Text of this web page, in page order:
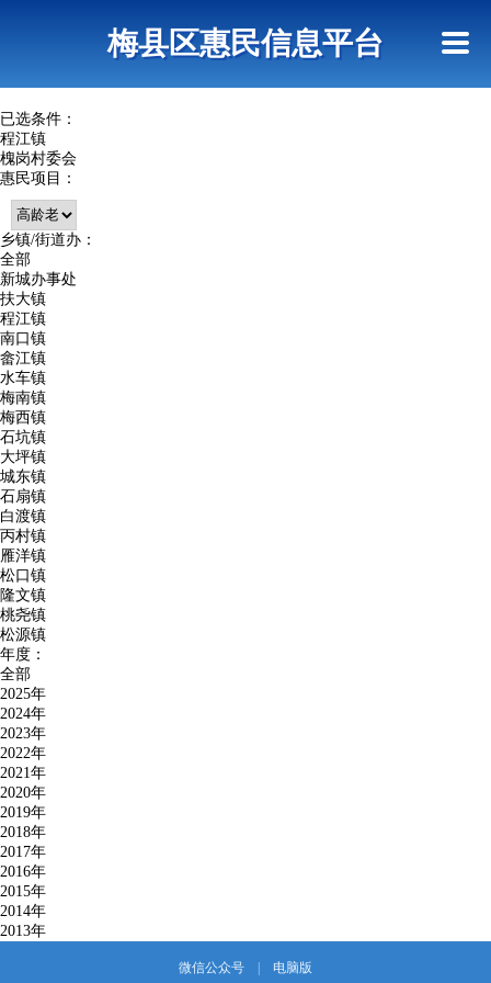
查询指引梅县区惠民信息平台
已选条件：
程江镇
槐岗村委会
惠民项目：
乡镇/街道办：
全部
新城办事处
扶大镇
程江镇
南口镇
畲江镇
水车镇
梅南镇
梅西镇
石坑镇
大坪镇
城东镇
石扇镇
白渡镇
丙村镇
雁洋镇
松口镇
隆文镇
桃尧镇
松源镇
年度：
全部
2025年
2024年
2023年
2022年
2021年
2020年
2019年
2018年
2017年
2016年
2015年
2014年
2013年
微信公众号 电脑版